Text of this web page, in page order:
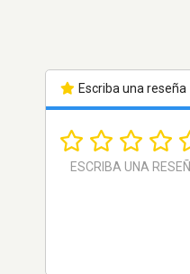
Escriba una reseña